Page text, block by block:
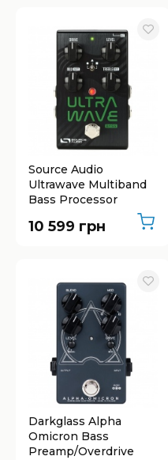
Source Audio
Ultrawave Multiband
Bass Processor
10 599 грн
Darkglass Alpha
Omicron Bass
Preamp/Overdrive